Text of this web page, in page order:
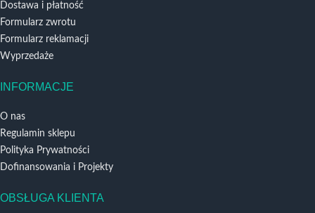
Dostawa i płatność
Formularz zwrotu
Formularz reklamacji
Wyprzedaże
INFORMACJE
O nas
Regulamin sklepu
Polityka Prywatności
Dofinansowania i Projekty
OBSŁUGA KLIENTA